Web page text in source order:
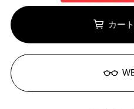
カー